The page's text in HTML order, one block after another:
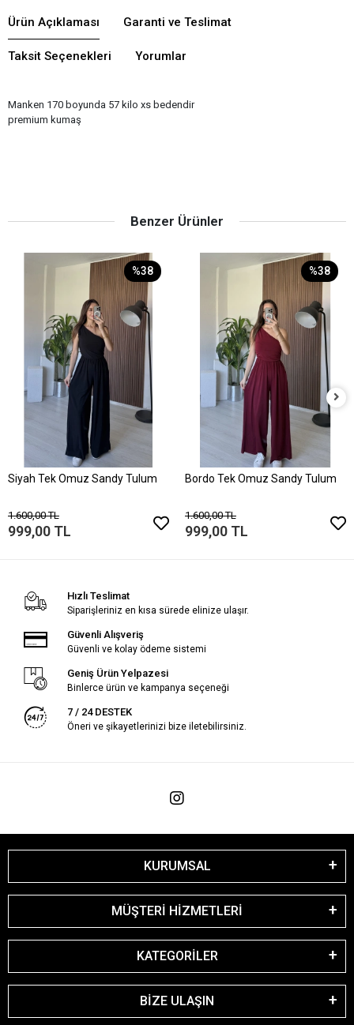
Ürün Açıklaması Garanti ve Teslimat
Taksit Seçenekleri Yorumlar
Manken 170 boyunda 57 kilo xs bedendir
premium kumaş
Benzer Ürünler
%38
Siyah Tek Omuz Sandy Tulum
1.600,00 TL
999,00 TL
%38
Bordo Tek Omuz Sandy Tulum
1.600,00 TL
999,00 TL
Hızlı Teslimat
Siparişleriniz en kısa sürede elinize ulaşır.
Güvenli Alışveriş
Güvenli ve kolay ödeme sistemi
Geniş Ürün Yelpazesi
Binlerce ürün ve kampanya seçeneği
7 / 24 DESTEK
Öneri ve şikayetlerinizi bize iletebilirsiniz.
KURUMSAL
MÜŞTERİ HİZMETLERİ
KATEGORİLER
BİZE ULAŞIN